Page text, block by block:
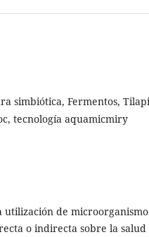
simbiótica, Fermentos,
tecnología aquamicmiry
utilización de
o indirecta sobre la salud